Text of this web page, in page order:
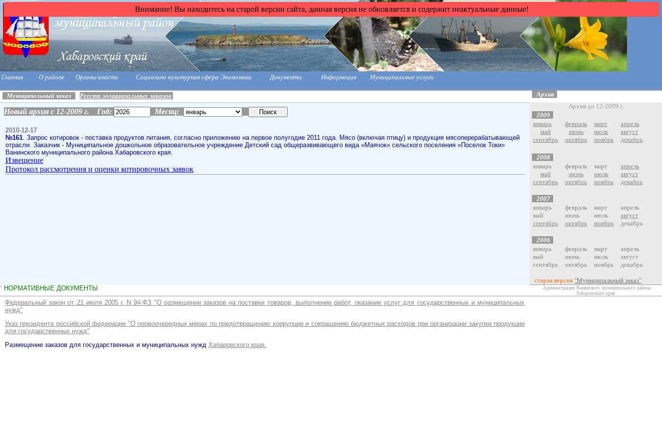
Внимание! Вы находитесь на старой версии сайта, данная версия не обновляется и содержит неактуальные данные!
Главная О районе Органы власти Социально культурная сфера Экономика Документы Информация Муниципальные услуги
Муниципальный заказ Реестр муниципальных заказов Архив
" НОРМАТИВНЫЕ ДОКУМЕНТЫ
Федеральный закон от 21 июля 2005 г. N 94-ФЗ "О размещении заказов на поставки товаров, выполнение работ, оказание услуг для государственных и муниципальных
нужд"
Указ президента российской федерации "О первоочередных мерах по предотвращению коррупции и сокращению бюджетных расходов при организации закупки продукции
для государственных нужд"
Размещение заказов для государственных и муниципальных нужд Хабаровского края.
Архив до 12-2009 г.
2009
январь
февраль март
апрель
май
июнь июль
август
сентябрь
октябрь ноябрь декабрь
2008
январь
февраль март
апрель
май
июнь июль
август
сентябрь
октябрь ноябрь декабрь
2007
январь
февраль март
апрель
май
июнь июль
август
сентябрь
октябрь ноябрь декабрь
2006
январь
февраль март
апрель
май
июнь июль
август
сентябрь
октябрь ноябрь декабрь
старая версия "Муниципальный заказ"
Администрация Ванинского муниципального района
Хабаровского края